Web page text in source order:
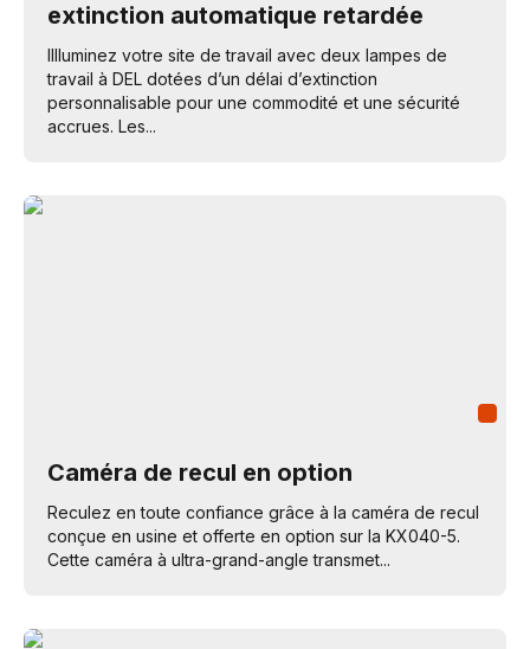
extinction automatique retardée
IIlluminez votre site de travail avec deux lampes de
travail à DEL dotées d’un délai d’extinction
personnalisable pour une commodité et une sécurité
accrues. Les...
Caméra de recul en option
Reculez en toute confiance grâce à la caméra de recul
conçue en usine et offerte en option sur la KX040-5.
Cette caméra à ultra-grand-angle transmet...